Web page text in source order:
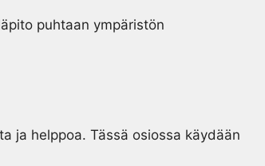
puhtaan ympäristön
ja helppoa. Tässä osiossa käydään